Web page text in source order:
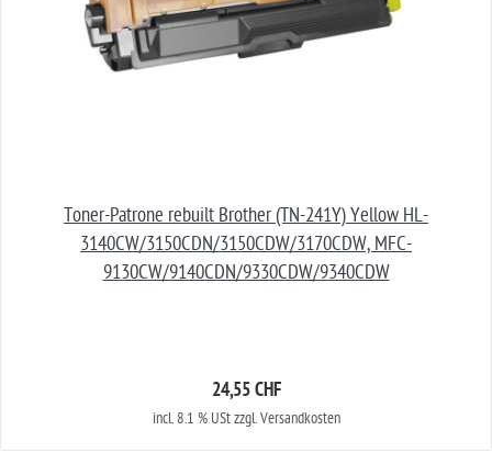
Toner-Patrone rebuilt Brother (TN-241Y) Yellow HL-
3140CW/3150CDN/3150CDW/3170CDW, MFC-
9130CW/9140CDN/9330CDW/9340CDW
24,55 CHF
incl. 8.1 % USt zzgl. Versandkosten